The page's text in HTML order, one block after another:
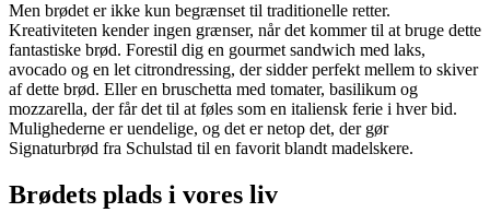
Men brødet er ikke kun begrænset til traditionelle retter.
Kreativiteten kender ingen grænser, når det kommer til at bruge dette
fantastiske brød. Forestil dig en gourmet sandwich med laks,
avocado og en let citrondressing, der sidder perfekt mellem to skiver
af dette brød. Eller en bruschetta med tomater, basilikum og
mozzarella, der får det til at føles som en italiensk ferie i hver bid.
Mulighederne er uendelige, og det er netop det, der gør
Signaturbrød fra Schulstad til en favorit blandt madelskere.
Brødets plads i vores liv